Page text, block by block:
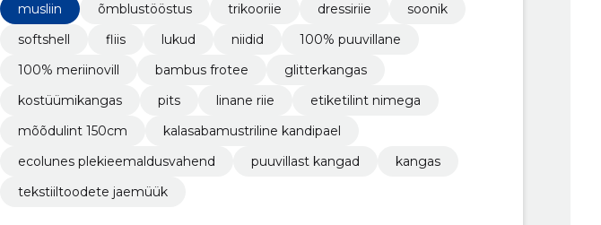
musliin õmblustööstus trikooriie dressiriie
soonik
softshell
fliis lukud niidid
100% puuvillane
100% meriinovill
bambus frotee
glitterkangas
kostüümikangas
pits linane riie
etiketilint nimega
mõõdulint 150cm
kalasabamustriline kandipael
ecolunes plekieemaldusvahend
puuvillast kangad
kangas
tekstiiltoodete jaemüük